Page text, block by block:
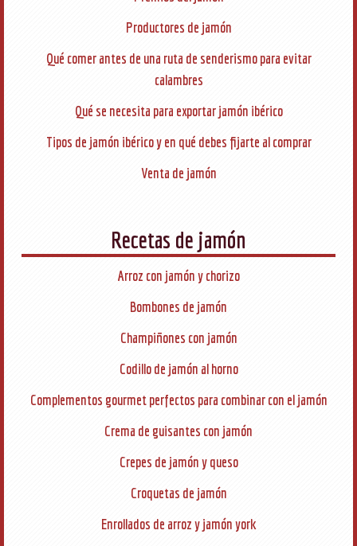
Productores de jamón
Qué comer antes de una ruta de senderismo para evitar
calambres
Qué se necesita para exportar jamón ibérico
Tipos de jamón ibérico y en qué debes fijarte al comprar
Venta de jamón
Recetas de jamón
Arroz con jamón y chorizo
Bombones de jamón
Champiñones con jamón
Codillo de jamón al horno
Complementos gourmet perfectos para combinar con el jamón
Crema de guisantes con jamón
Crepes de jamón y queso
Croquetas de jamón
Enrollados de arroz y jamón york